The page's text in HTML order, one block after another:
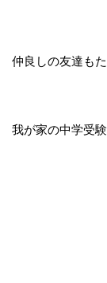
仲良しの友達も
我が家の中学受